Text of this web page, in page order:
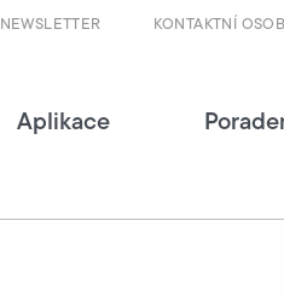
KONTAKTNÍ
NEWSLETTER
Aplikace